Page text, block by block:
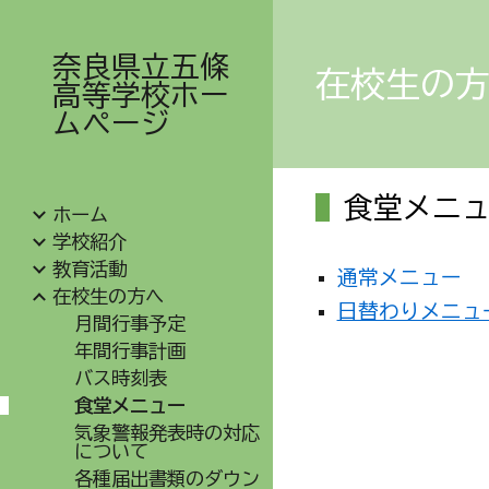
奈良県立五條
高等学校ホー
ムページ
ホーム
学校紹介
教育活動
在校生の方へ
月間行事予定
年間行事計画
バス時刻表
食堂メニュー
気象警報発表時の対応
について
各種届出書類のダウン
在校生の
食堂メニ
通常メニュー
日替わりメニュ